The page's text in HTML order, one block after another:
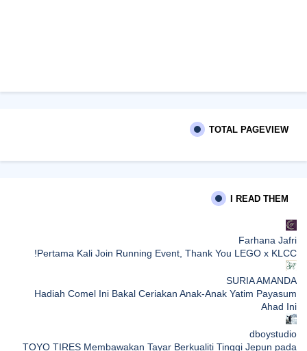
TOTAL PAGEVIEW
I READ THEM
Farhana Jafri
Pertama Kali Join Running Event, Thank You LEGO x KLCC!
SURIA AMANDA
Hadiah Comel Ini Bakal Ceriakan Anak-Anak Yatim Payasum
Ahad Ini
dboystudio
TOYO TIRES Membawakan Tayar Berkualiti Tinggi Jepun pada